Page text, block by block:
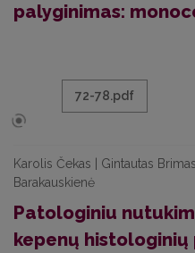
palyginimas:
72-78.pdf
Karolis Čekas | Gintautas
Barakauskienė
Patologiniu
kepenų